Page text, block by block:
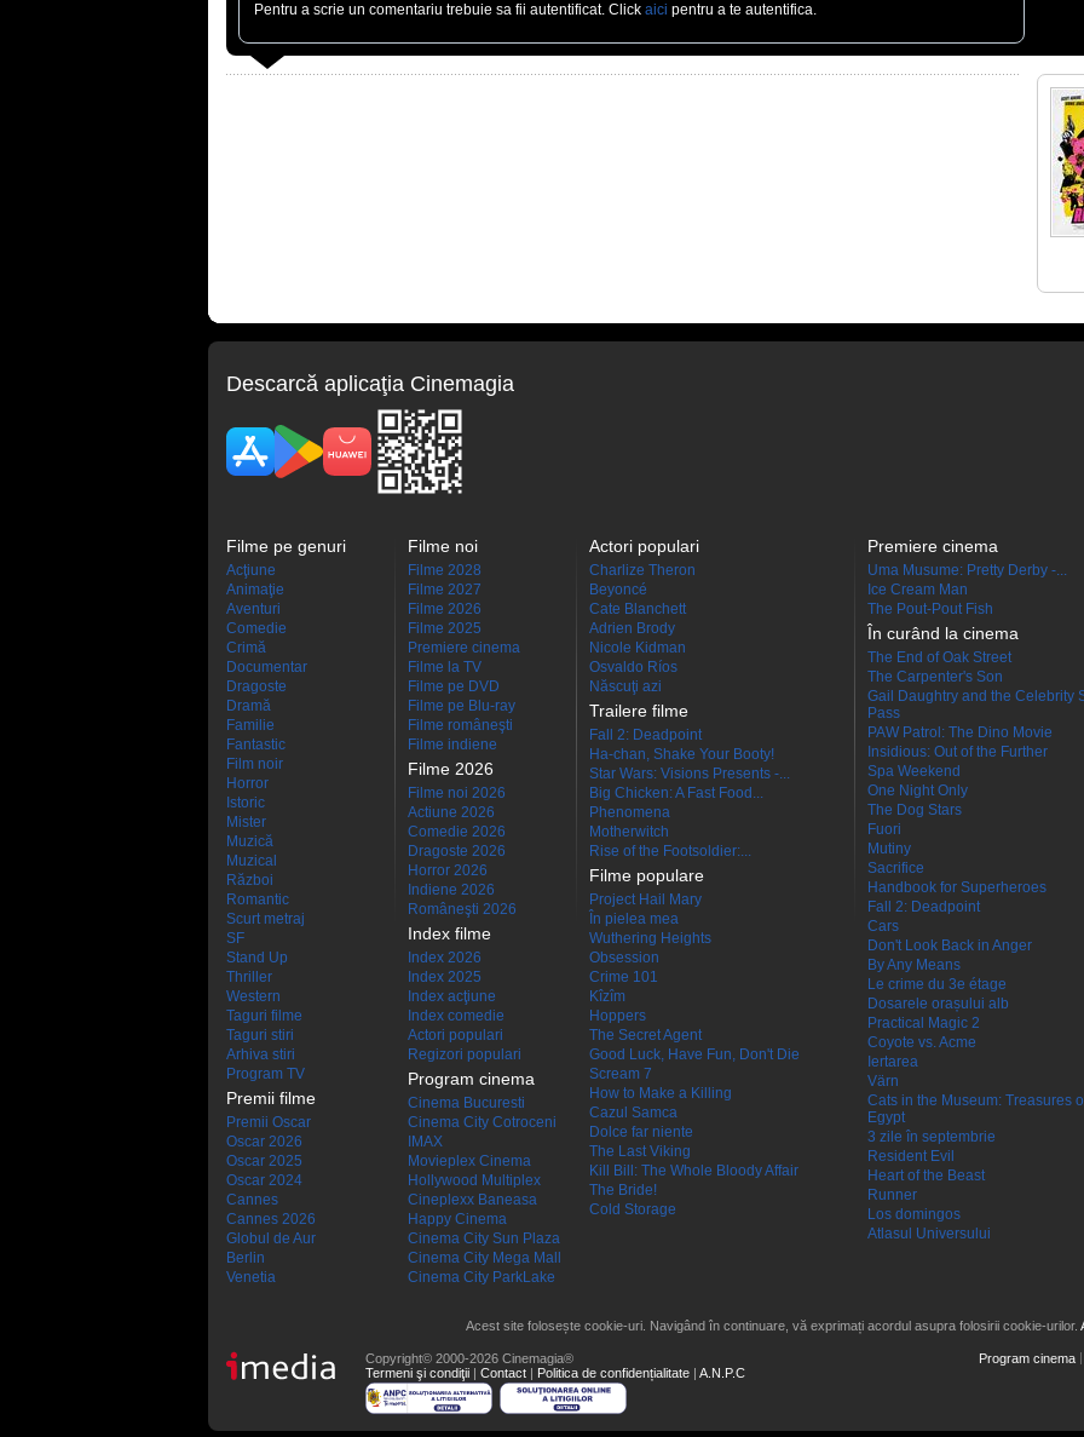
Pentru a scrie un comentariu trebuie sa fii autentificat. Click aici pentru a te autentifica.
Descarcă aplicaţia Cinemagia
Filme pe genuri
Acţiune
Animaţie
Aventuri
Comedie
Crimă
Documentar
Dragoste
Dramă
Familie
Fantastic
Film noir
Horror
Istoric
Mister
Muzică
Muzical
Război
Romantic
Scurt metraj
SF
Stand Up
Thriller
Western
Taguri filme
Taguri stiri
Arhiva stiri
Program TV
Premii filme
Premii Oscar
Oscar 2026
Oscar 2025
Oscar 2024
Cannes
Cannes 2026
Globul de Aur
Berlin
Venetia
Filme noi
Filme 2028
Filme 2027
Filme 2026
Filme 2025
Premiere cinema
Filme la TV
Filme pe DVD
Filme pe Blu-ray
Filme româneşti
Filme indiene
Filme 2026
Filme noi 2026
Actiune 2026
Comedie 2026
Dragoste 2026
Horror 2026
Indiene 2026
Româneşti 2026
Index filme
Index 2026
Index 2025
Index acţiune
Index comedie
Actori populari
Regizori populari
Program cinema
Cinema Bucuresti
Cinema City Cotroceni
IMAX
Movieplex Cinema
Hollywood Multiplex
Cineplexx Baneasa
Happy Cinema
Cinema City Sun Plaza
Cinema City Mega Mall
Cinema City ParkLake
Actori populari
Charlize Theron
Beyoncé
Cate Blanchett
Adrien Brody
Nicole Kidman
Osvaldo Ríos
Născuţi azi
Trailere filme
Fall 2: Deadpoint
Ha-chan, Shake Your Booty!
Star Wars: Visions Presents -...
Big Chicken: A Fast Food...
Phenomena
Motherwitch
Rise of the Footsoldier:...
Filme populare
Project Hail Mary
În pielea mea
Wuthering Heights
Obsession
Crime 101
Kîzîm
Hoppers
The Secret Agent
Good Luck, Have Fun, Don't Die
Scream 7
How to Make a Killing
Cazul Samca
Dolce far niente
The Last Viking
Kill Bill: The Whole Bloody Affair
The Bride!
Cold Storage
Premiere cinema
Uma Musume: Pretty Derby -...
Ice Cream Man
The Pout-Pout Fish
În curând la cinema
The End of Oak Street
The Carpenter's Son
Gail Daughtry and the Celebrity
Pass
PAW Patrol: The Dino Movie
Insidious: Out of the Further
Spa Weekend
One Night Only
The Dog Stars
Fuori
Mutiny
Sacrifice
Handbook for Superheroes
Fall 2: Deadpoint
Cars
Don't Look Back in Anger
By Any Means
Le crime du 3e étage
Dosarele orașului alb
Practical Magic 2
Coyote vs. Acme
Iertarea
Värn
Cats in the Museum: Treasures
Egypt
3 zile în septembrie
Resident Evil
Heart of the Beast
Runner
Los domingos
Atlasul Universului
Acest site folosește cookie-uri. Navigând în continuare, vă exprimați acordul asupra folosirii cookie-urilor.
Copyright© 2000-2026 Cinemagia®
Termeni şi condiţii | Contact | Politica de confidențialitate | A.N.P.C
Program cinema